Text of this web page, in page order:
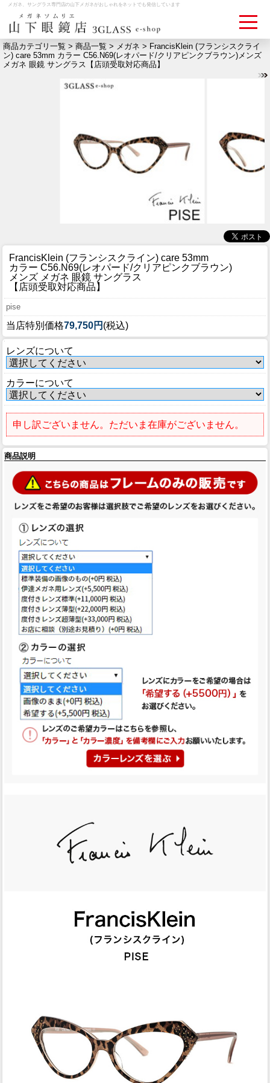
メガネ、サングラス専門店の山下メガネがおしゃれをネットでも発信しています
ログイン
メディア情報
MEDIA
アクセス
ITEM
ブログ
会社概要
インフォメーション
商品カテゴリ一覧 > 商品一覧 > メガネ > FrancisKlein (フランシスクライ
ン) care 53mm カラー C56.N69(レオパード/クリアピンクブラウン)メンズ
メガネ 眼鏡 サングラス【店頭受取対応商品】
FrancisKlein (フランシスクライン) care 53mm
カラー C56.N69(レオパード/クリアピンクブラウン)
メンズ メガネ 眼鏡 サングラス
【店頭受取対応商品】
pise
当店特別価格79,750円 (税込)
レンズについて
カラーについて
申し訳ございません。ただいま在庫がございません。
商品説明